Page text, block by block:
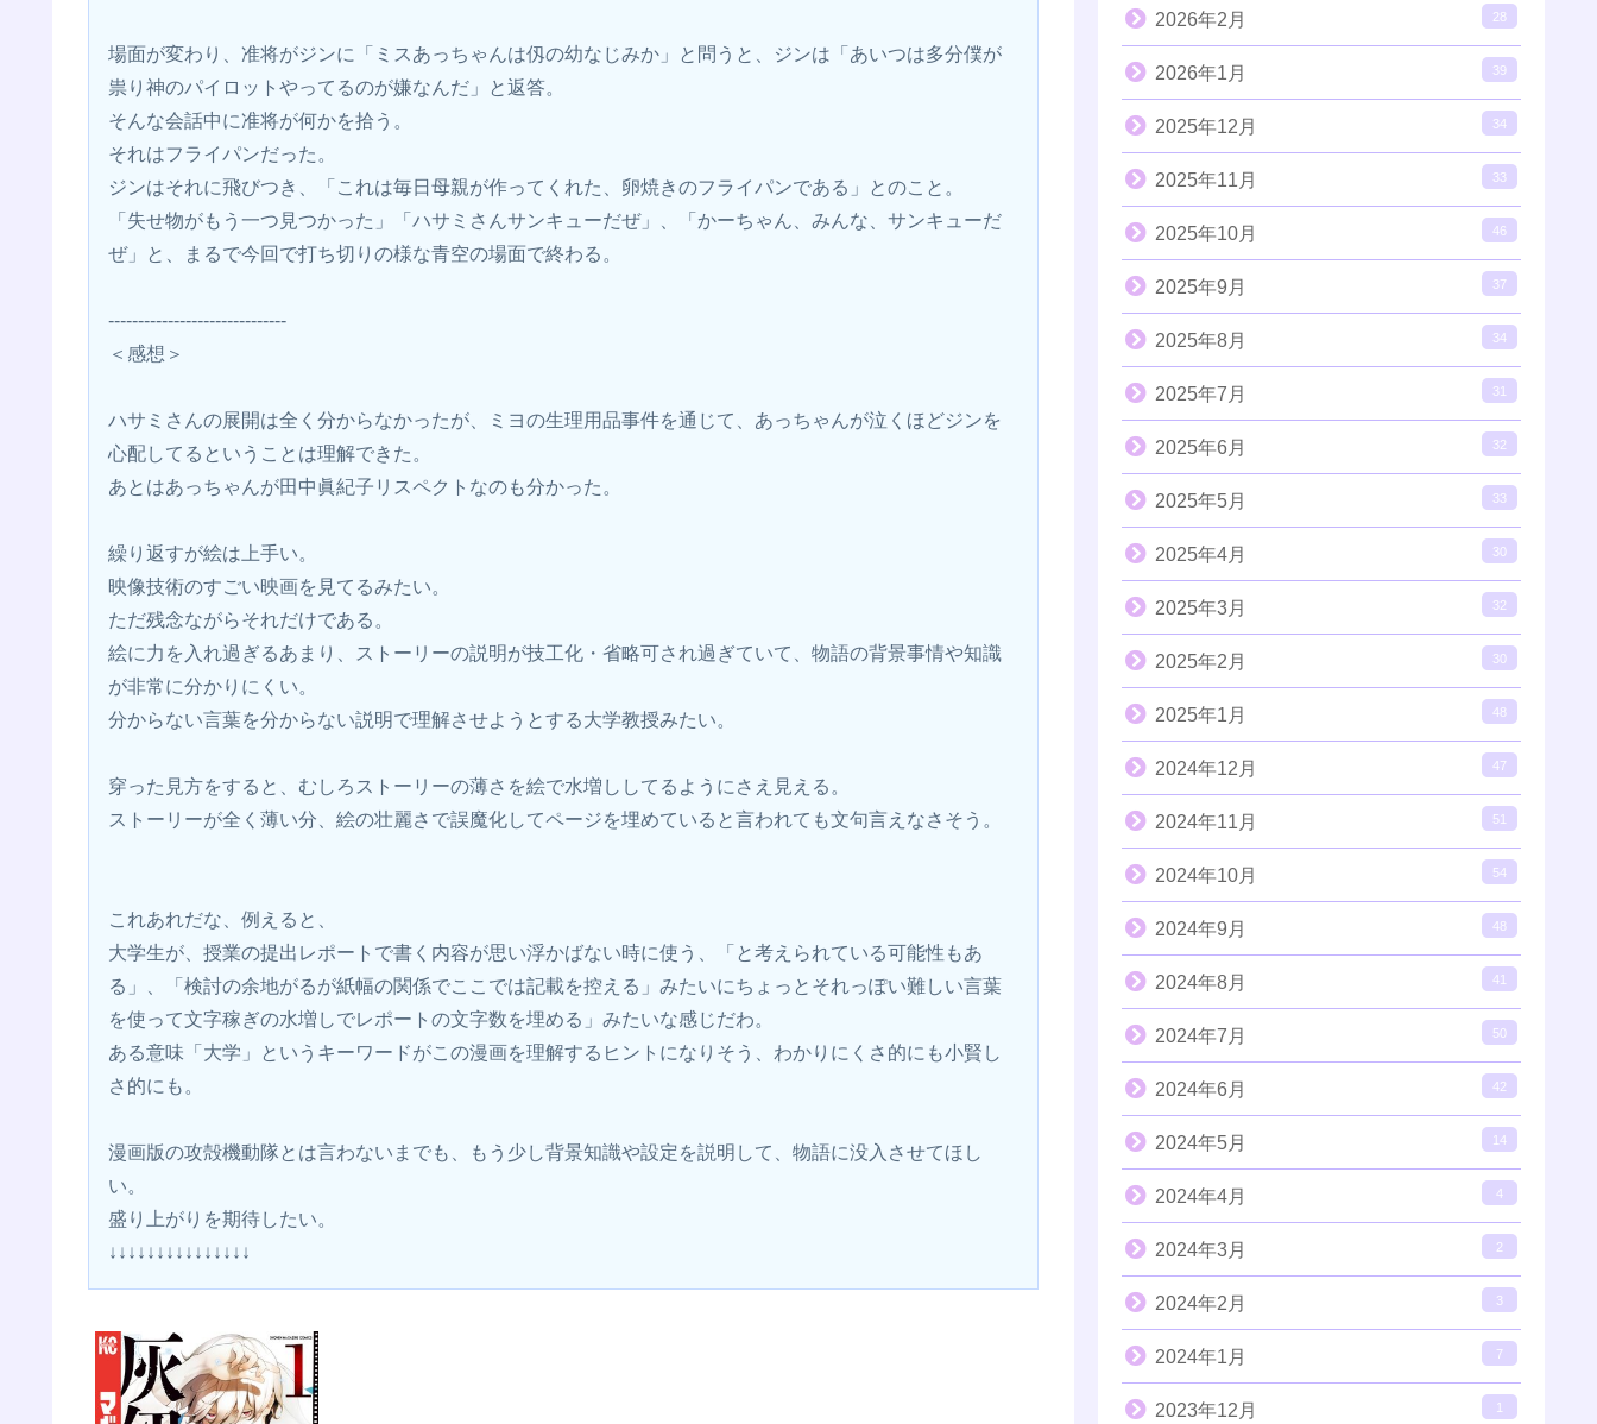
場面が変わり、准将がジンに「ミスあっちゃんは仭の幼なじみか」と問うと、ジンは「あいつは多分僕が
祟り神のパイロットやってるのが嫌なんだ」と返答。
そんな会話中に准将が何かを拾う。
それはフライパンだった。
ジンはそれに飛びつき、「これは毎日母親が作ってくれた、卵焼きのフライパンである」とのこと。
「失せ物がもう一つ見つかった」「ハサミさんサンキューだぜ」、「かーちゃん、みんな、サンキューだ
ぜ」と、まるで今回で打ち切りの様な青空の場面で終わる。
------------------------------
＜感想＞
ハサミさんの展開は全く分からなかったが、ミヨの生理用品事件を通じて、あっちゃんが泣くほどジンを
心配してるということは理解できた。
あとはあっちゃんが田中眞紀子リスペクトなのも分かった。
繰り返すが絵は上手い。
映像技術のすごい映画を見てるみたい。
ただ残念ながらそれだけである。
絵に力を入れ過ぎるあまり、ストーリーの説明が技工化・省略可され過ぎていて、物語の背景事情や知識
が非常に分かりにくい。
分からない言葉を分からない説明で理解させようとする大学教授みたい。
穿った見方をすると、むしろストーリーの薄さを絵で水増ししてるようにさえ見える。
ストーリーが全く薄い分、絵の壮麗さで誤魔化してページを埋めていると言われても文句言えなさそう。
これあれだな、例えると、
大学生が、授業の提出レポートで書く内容が思い浮かばない時に使う、「と考えられている可能性もあ
る」、「検討の余地がるが紙幅の関係でここでは記載を控える」みたいにちょっとそれっぽい難しい言葉
を使って文字稼ぎの水増しでレポートの文字数を埋める」みたいな感じだわ。
ある意味「大学」というキーワードがこの漫画を理解するヒントになりそう、わかりにくさ的にも小賢し
さ的にも。
漫画版の攻殻機動隊とは言わないまでも、もう少し背景知識や設定を説明して、物語に没入させてほし
い。
盛り上がりを期待したい。
↓↓↓↓↓↓↓↓↓↓↓↓↓↓↓
2026年2月 28
2026年1月 39
2025年12月 34
2025年11月 33
2025年10月 46
2025年9月 37
2025年8月 34
2025年7月 31
2025年6月 32
2025年5月 33
2025年4月 30
2025年3月 32
2025年2月 30
2025年1月 48
2024年12月 47
2024年11月 51
2024年10月 54
2024年9月 48
2024年8月 41
2024年7月 50
2024年6月 42
2024年5月 14
2024年4月 4
2024年3月 2
2024年2月 3
2024年1月 7
2023年12月 1